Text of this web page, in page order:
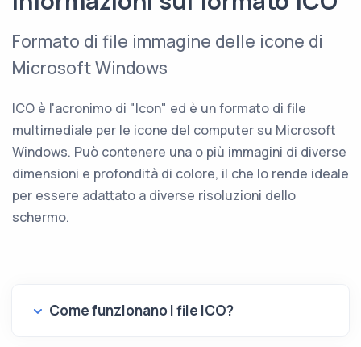
Formato di file immagine delle icone di
Microsoft Windows
ICO è l'acronimo di "Icon" ed è un formato di file
multimediale per le icone del computer su Microsoft
Windows. Può contenere una o più immagini di diverse
dimensioni e profondità di colore, il che lo rende ideale
per essere adattato a diverse risoluzioni dello
schermo.
Come funzionano i file ICO?